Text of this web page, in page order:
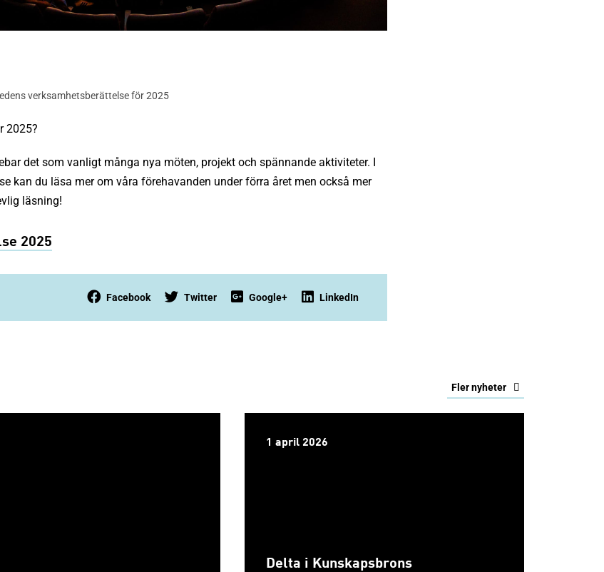
verksamhetsberättelse för 2025
2025?
det som vanligt många nya möten, projekt och spännande aktiviteter. I
kan du läsa mer om våra förehavanden under förra året men också mer
läsning!
2025
LinkedIn
Google+
Twitter
Facebook
Fler nyheter
1 april 2026
Delta i Kunskapsbrons